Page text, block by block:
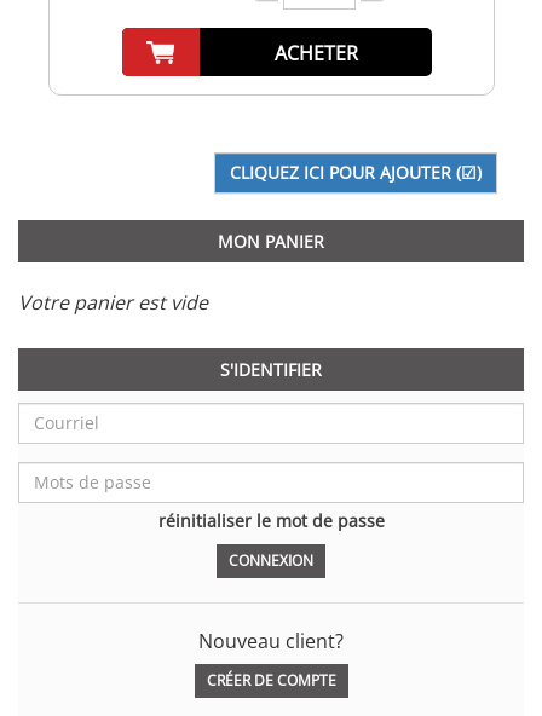
ACHETER
MON PANIER
Votre panier est vide
S'IDENTIFIER
réinitialiser le mot de passe
Nouveau client?
CRÉER DE COMPTE